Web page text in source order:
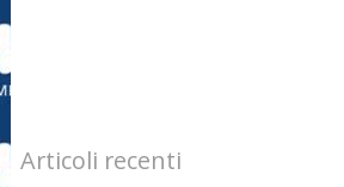
Articoli recenti